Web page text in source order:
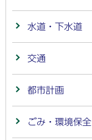
水道・下水道
交通
都市計画
ごみ・環境保全